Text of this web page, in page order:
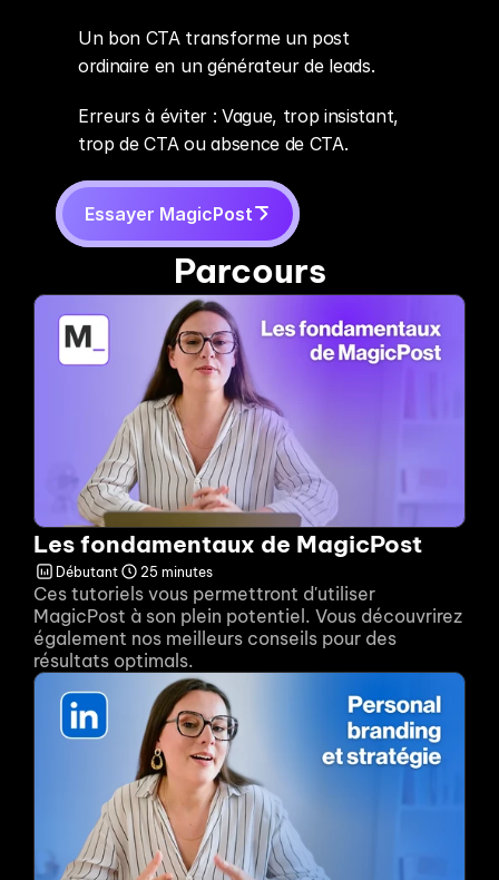
Un bon CTA transforme un post
ordinaire en un générateur de leads.
Erreurs à éviter : Vague, trop insistant,
trop de CTA ou absence de CTA.
Essayer MagicPost
Parcours
Les fondamentaux de MagicPost
Débutant 25 minutes
Ces tutoriels vous permettront d'utiliser
MagicPost à son plein potentiel. Vous découvrirez
également nos meilleurs conseils pour des
résultats optimals.